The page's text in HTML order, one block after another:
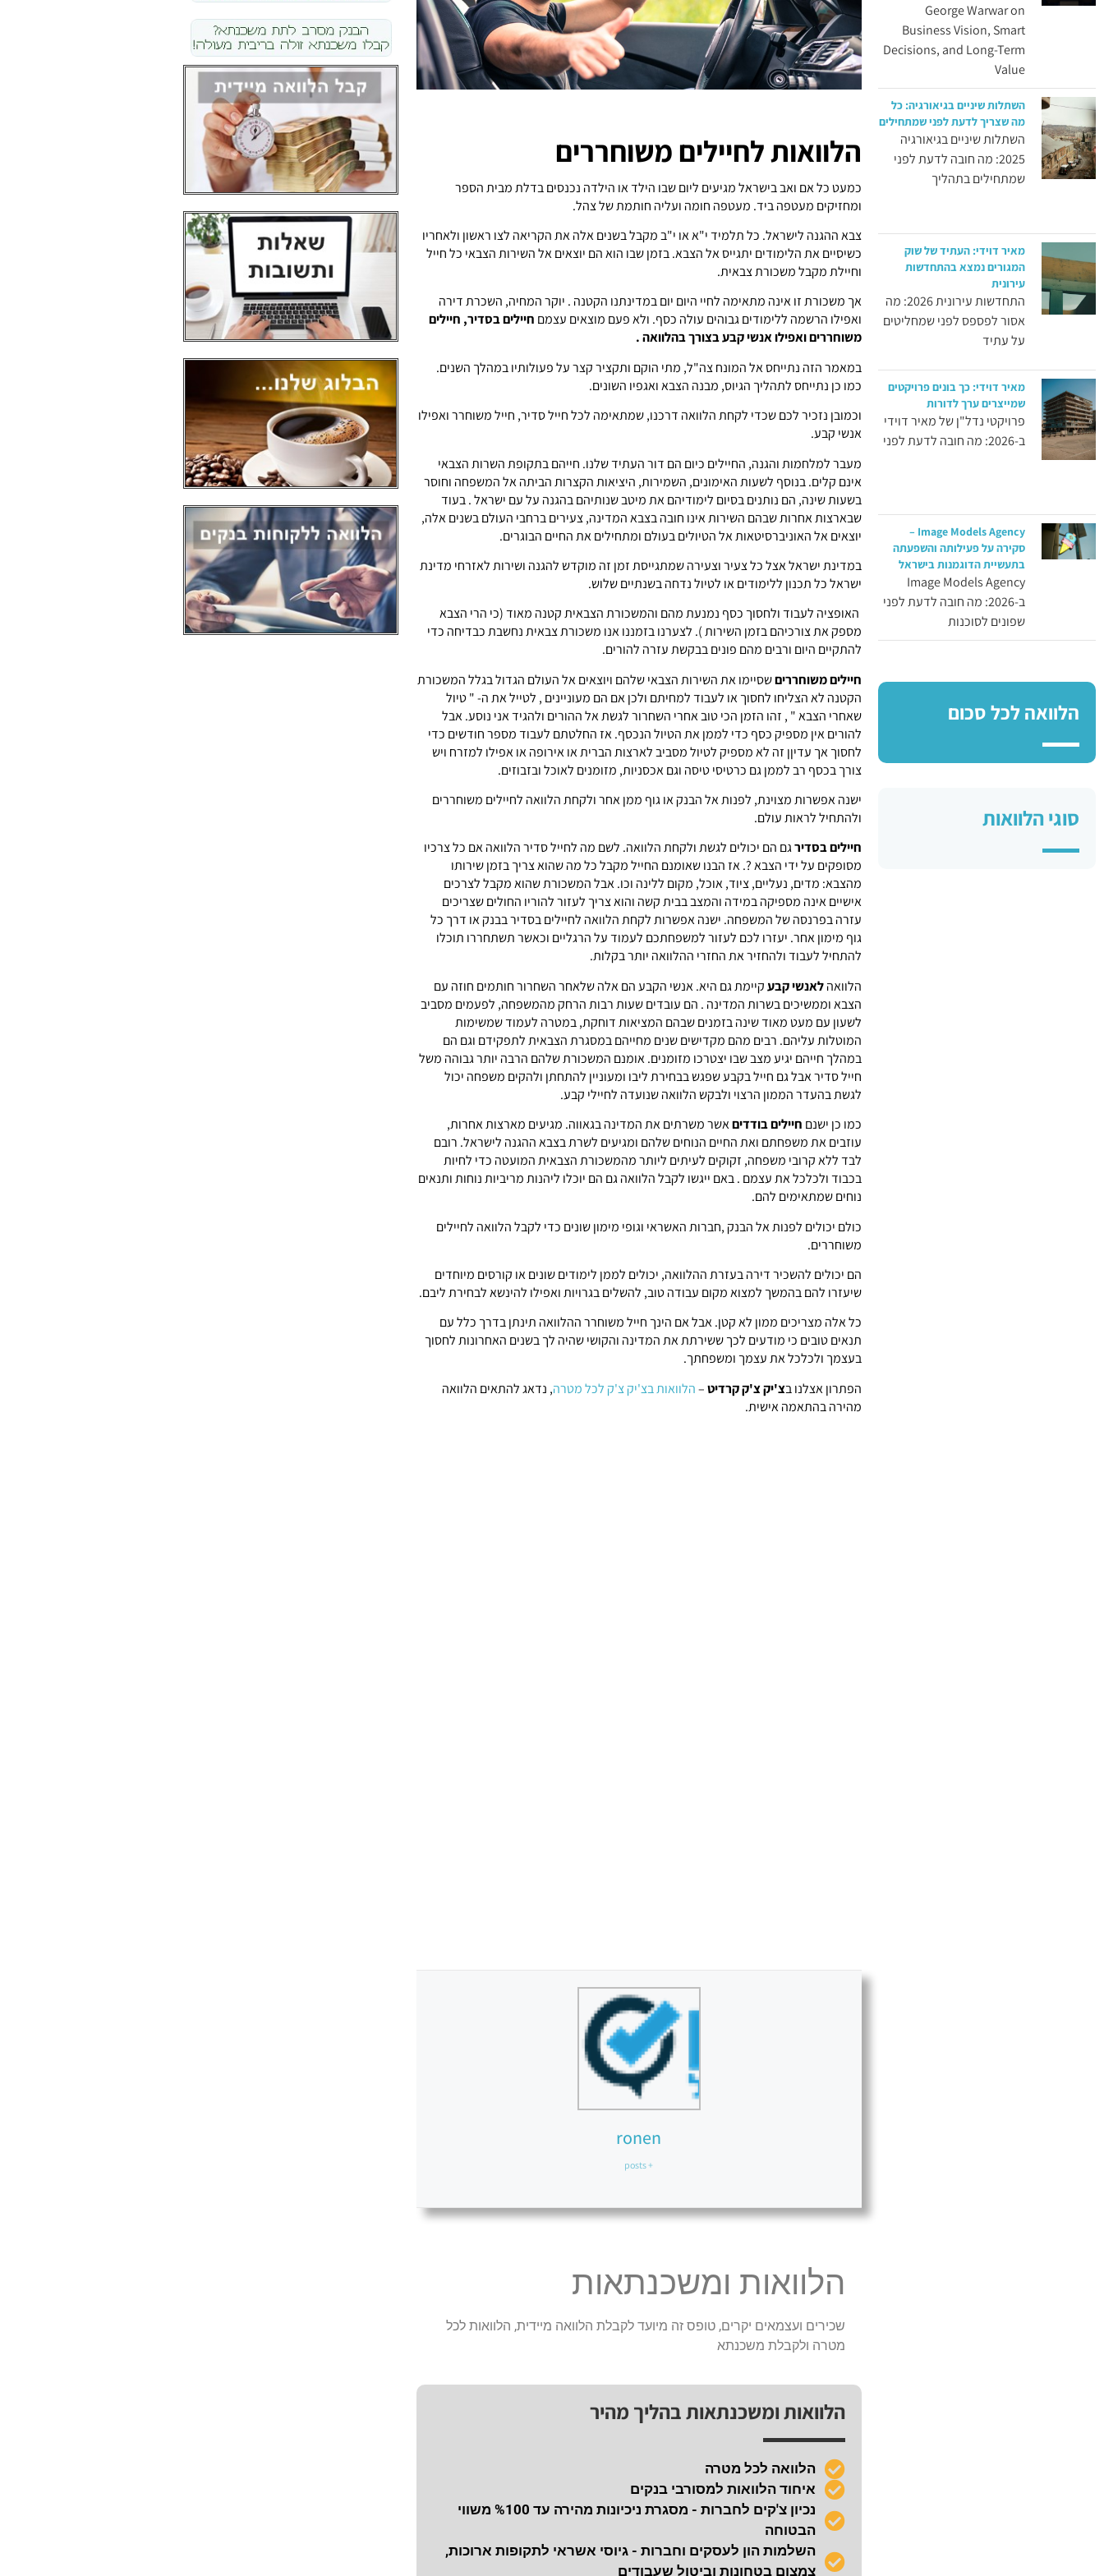
George Warwar on
Business Vision, Smart
Decisions, and Long-Term
Value
השתלות שיניים בגיאורגיה: כל
מה שצריך לדעת לפני שמתחילים
השתלות שיניים בגיאורגיה
2025: מה חובה לדעת לפני
שמתחילים בתהליך
מאיר דוידי: העתיד של שוק
המגורים נמצא בהתחדשות
עירונית
התחדשות עירונית 2026: מה
אסור לפספס לפני שמחליטים
על עתיד
מאיר דוידי: כך בונים פרויקטים
שמייצרים ערך לדורות
פרויקטי נדל"ן של מאיר דוידי
ב-2026: מה חובה לדעת לפני
Image Models Agency –
סקירה על פעילותה והשפעתה
בתעשיית הדוגמנות בישראל
Image Models Agency
ב-2026: מה חובה לדעת לפני
שפונים לסוכנות
הלוואה לכל סכום
סוגי הלוואות
הלוואות לחיילים משוחררים
כמעט כל אם ואב בישראל מגיעים ליום שבו הילד או הילדה נכנסים בדלת מבית הספר
ומחזיקים מעטפה ביד. מעטפה חומה ועליה חותמת של צהל.
צבא ההגנה לישראל. כל תלמיד י"א או י"ב מקבל בשנים אלה את הקריאה לצו ראשון ולאחריו
כשיסיים את הלימודים יתגייס אל הצבא. בזמן שבו הוא הם יוצאים אל השירות הצבאי כל חייל
וחיילת מקבל משכורת צבאית.
אך משכורת זו אינה מתאימה לחיי היום יום במדינתנו הקטנה . יוקר המחיה, השכרת דירה
ואפילו הרשמה ללימודים גבוהים עולה כסף. ולא פעם מוצאים עצמם חיילים בסדיר, חיילים
משוחררים ואפילו אנשי קבע בצורך בהלוואה .
במאמר הזה נתייחס אל המונח צה"ל, מתי הוקם ותקציר קצר על פעולותיו במהלך השנים.
כמו כן נתייחס לתהליך הגיוס, מבנה הצבא ואגפיו השונים.
וכמובן נזכיר לכם שכדי לקחת הלוואה דרכנו, שמתאימה לכל חייל סדיר, חייל משוחרר ואפילו
אנשי קבע.
מעבר למלחמות והגנה, החיילים כיום הם דור העתיד שלנו. חייהם בתקופת השרות הצבאי
אינם קלים. בנוסף לשעות האימונים, השמירות, היציאות הקצרות הביתה אל המשפחה וחוסר
בשעות שינה, הם נותנים בסיום לימודיהם את מיטב שנותיהם בהגנה על עם ישראל . בעוד
שבארצות אחרות שבהם השירות אינו חובה בצבא המדינה, צעירים ברחבי העולם בשנים אלה,
יוצאים אל האוניברסיטאות אל הטיולים בעולם ומתחילים את החיים הבוגרים.
במדינת ישראל אצל כל צעיר וצעירה שמתגייסת זמן זה מוקדש להגנה ושירות לאזרחי מדינת
ישראל כל תכנון ללימודים או לטיול נדחה בשנתיים שלוש.
האופציה לעבוד ולחסוך כסף נמנעת מהם והמשכורת הצבאית קטנה מאוד (כי הרי הצבא
מספק את צורכיהם בזמן השירות ). לצערנו בזמננו אנו משכורת צבאית נחשבת כבדיחה כדי
להתקיים היום ורבים מהם פונים בבקשת עזרה להורים.
חיילים משוחרריםשסיימו את השירות הצבאי שלהם ויוצאים אל העולם הגדול בגלל המשכורת
הקטנה לא הצליחו לחסוך או לעבוד למחיתם ולכן אם הם מעוניינים , לטייל את ה- " טיול
שאחרי הצבא " , זהו הזמן הכי טוב אחרי השחרור לגשת אל ההורים ולהגיד אני נוסע. אבל
להורים אין מספיק כסף כדי לממן את הטיול הנכסף. אז החלטתם לעבוד מספר חודשים כדי
לחסוך אך עדיןן זה לא מספיק לטיול מסביב לארצות הברית או אירופה או אפילו למזרח ויש
צורך בכסף רב לממן גם כרטיסי טיסה וגם אכסניות, מזומנים לאוכל ובזבוזים.
ישנה אפשרות מצוינת, לפנות אל הבנק או גוף ממן אחר ולקחת הלוואה לחיילים משוחררים
ולהתחיל לראות עולם.
חיילים בסדירגם הם יכולים לגשת ולקחת הלוואה. לשם מה לחייל סדיר הלוואה אם כל צרכיו
מסופקים על ידי הצבא ?. אז הבנו שאומנם החייל מקבל כל מה שהוא צריך בזמן שירותו
מהצבא: מדים, נעליים, ציוד, אוכל, מקום ללינה וכו. אבל המשכורת שהוא מקבל לצרכים
אישיים אינה מספיקה במידה והמצב בבית קשה והוא צריך לעזור להוריו החולים שצריכים
עזרה בפרנסה של המשפחה. ישנה אפשרות לקחת הלוואה לחיילים בסדיר בבנק או דרך כל
גוף מימון אחר. יעזרו לכם לעזור למשפחתכם לעמוד על הרגליים וכאשר תשתחררו תוכלו
להתחיל לעבוד ולהחזיר את החזרי ההלוואה יותר בקלות.
הלוואהלאנשי קבעקיימת גם היא. אנשי הקבע הם אלה שלאחר השחרור חותמים חוזה עם
הצבא וממשיכים בשרות המדינה . הם עובדים שעות רבות הרחק מהמשפחה, לפעמים מסביב
לשעון עם מעט מאוד שינה בזמנים שבהם המציאות דוחקת, במטרה לעמוד שמשימות
המוטלות עליהם. רבים מהם מקדישים שנים מחייהם במסגרת הצבאית לתפקידם וגם הם
במהלך חייהם יגיע מצב שבו יצטרכו מזומנים. אומנם המשכורת שלהם הרבה יותר גבוהה משל
חייל סדיר אבל גם חייל בקבע שפגש בבחירת ליבו ומעוניין להתחתן ולהקים משפחה יכול
לגשת בהעדר הממון הרצוי ולבקש הלוואה שנועדה לחיילי קבע.
כמו כן ישנם חיילים בודדיםאשר משרתים את המדינה בגאווה. מגיעים מארצות אחרות,
עוזבים את משפחתם ואת החיים הנוחים שלהם ומגיעים לשרת בצבא ההגנה לישראל. רובם
לבד ללא קרובי משפחה, זקוקים לעיתים ליותר מהמשכורת הצבאית המועטה כדי לחיות
בכבוד ולכלכל את עצמם . באם ייגשו לקבל הלוואה גם הם יוכלו ליהנות מריביות נוחות ותנאים
נוחים שמתאימים להם.
כולם יכולים לפנות אל הבנק ,חברות האשראי וגופי מימון שונים כדי לקבל הלוואה לחיילים
משוחררים.
הם יכולים להשכיר דירה בעזרת ההלוואה, יכולים לממן לימודים שונים או קורסים מיוחדים
שיעזרו להם בהמשך למצוא מקום עבודה טוב, להשלים בגרויות ואפילו להינשא לבחירת ליבם.
כל אלה מצריכים ממון לא קטן. אבל אם הינך חייל משוחרר ההלוואה תינתן בדרך כלל עם
תנאים טובים כי מודעים לכך ששירתת את המדינה והקושי שהיה לך בשנים האחרונות לחסוך
בעצמך ולכלכל את עצמך ומשפחתך.
הפתרון אצלנו בצ'יק צ'ק קרדיט–הלוואות בצ'יק צ'ק לכל מטרה, נדאג להתאים הלוואה
מהירה בהתאמה אישית.
ronen
+ posts
הלוואות ומשכנתאות
שכירים ועצמאים יקרים, טופס זה מיועד לקבלת הלוואה מיידית, הלוואות לכל
מטרה ולקבלת משכנתא
הלוואות ומשכנתאות בהליך מהיר
הלוואה לכל מטרה
איחוד הלוואות למסורבי בנקים
נכיון צ'קים לחברות - מסגרת ניכיונות מהירה עד %100 משווי
הבטוחה
השלמות הון לעסקים וחברות - גיוסי אשראי לתקופות ארוכות,
צמצום בטחונות וביטול שעבודים